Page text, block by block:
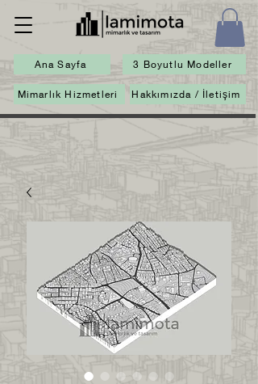
Ana Sayfa 3 Boyutlu Modeller
Mimarlık Hizmetleri Hakkımızda / İletişim